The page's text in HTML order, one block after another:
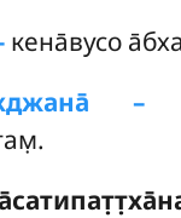
кена̄вусо
–